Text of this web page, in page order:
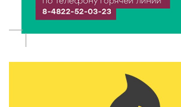
8 Авг 2026 11:37 307
От теории до практики: в детских
Арбуз без риска: на что обратить